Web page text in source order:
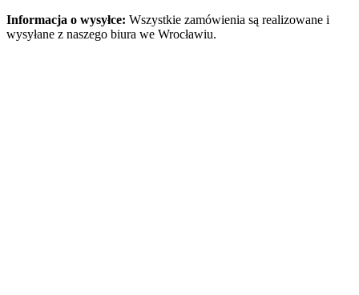
Informacja o wysyłce: Wszystkie zamówienia są realizowane i
wysyłane z naszego biura we Wrocławiu.